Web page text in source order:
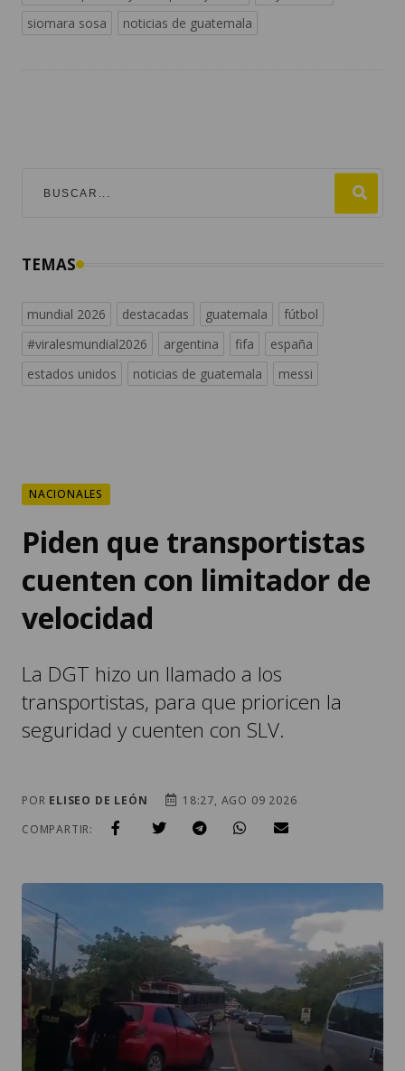
siomara sosa
noticias de guatemala
TEMAS
mundial 2026 destacadas guatemala
fútbol
#viralesmundial2026
argentina fifa
españa
estados unidos
noticias de guatemala messi
NACIONALES
Piden que transportistas
cuenten con limitador de
velocidad
La DGT hizo un llamado a los
transportistas, para que prioricen la
seguridad y cuenten con SLV.
POR ELISEO DE LEÓN
18:27, AGO 09 2026
COMPARTIR: